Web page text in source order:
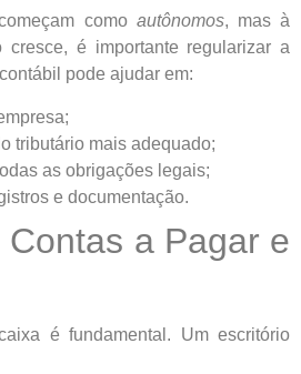
como autônomos, mas à
cresce, é importante regularizar a
pode ajudar em:
tributário mais adequado;
as obrigações legais;
e documentação.
a Pagar e
é fundamental. Um escritório